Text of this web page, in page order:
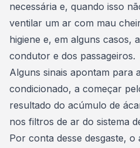
necessária e, quando isso
ventilar um ar com mau
higiene e, em alguns casos,
condutor e dos passageiros.
Alguns sinais apontam para
condicionado, a começar
resultado do acúmulo de
nos filtros de ar do sistema
Por conta desse desgaste,